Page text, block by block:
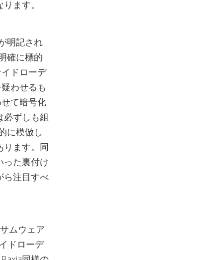
ます。
明記され
確に標的
ドローデ
わせるも
て暗号化
必ずしも組
に模倣し
ります。同
った裏付け
ら注目すべ
ムウェア
ドローデ